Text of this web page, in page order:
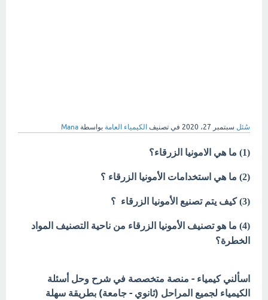
سُئل سبتمبر 27، 2020 في تصنيف الكيمياء العامة بواسطة Mana
(1) ما هي الامونيا الزرقاء؟
(2) ما هي استخدامات الأمونيا الزرقاء ؟
(3) كيف يتم تصنيع الأمونيا الزرقاء ؟
(4) ما هو تصنيف الأمونيا الزرقاء من ناحية التصنيف المواد
الخطرة؟
اسألني كيمياء - منصة متخصصة في شرح وحل أسئلة
الكيمياء لجميع المراحل (ثانوي - جامعة) بطريقة سهلة